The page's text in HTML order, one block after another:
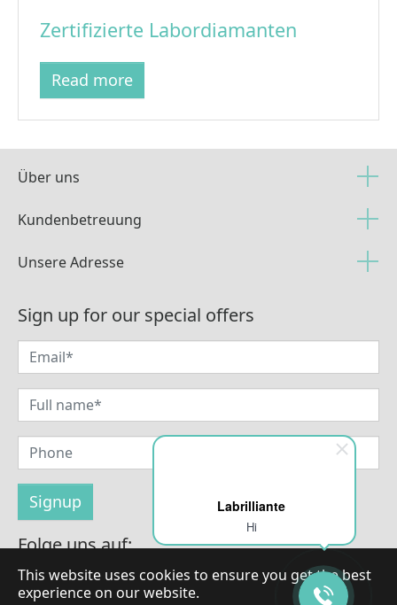
Labrilliante
Hi
This website uses cookies to ensure you get the best
experience on our website.
Zertifizierte Labordiamanten
Read more
Über uns
Kundenbetreuung
Unsere Adresse
Sign up for our special offers
Folge uns auf: